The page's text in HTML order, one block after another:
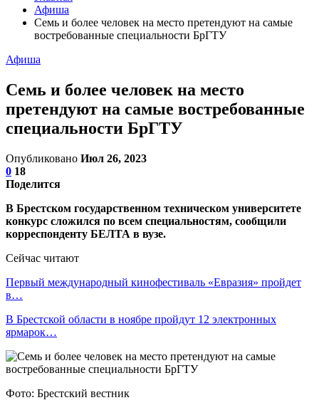
Афиша
Семь и более человек на место претендуют на самые
востребованные специальности БрГТУ
Афиша
Семь и более человек на место
претендуют на самые востребованные
специальности БрГТУ
Опубликовано Июл 26, 2023
0 18
Поделится
В Брестском государственном техническом университете
конкурс сложился по всем специальностям, сообщили
корреспонденту БЕЛТА в вузе.
Сейчас читают
Первый международный кинофестиваль «Евразия» пройдет
в…
В Брестской области в ноябре пройдут 12 электронных
ярмарок…
Фото: Брестский вестник